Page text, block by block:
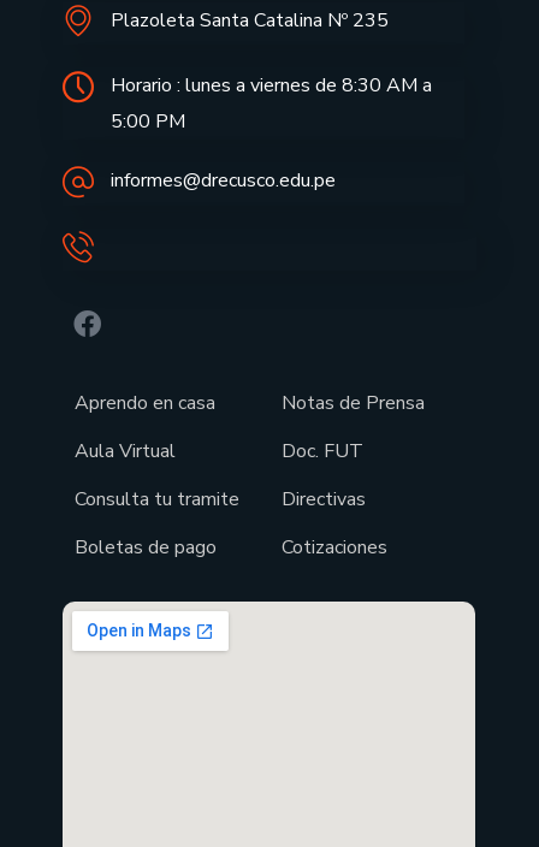
Plazoleta Santa Catalina Nº 235
Horario : lunes a viernes de 8:30 AM a
5:00 PM
informes@drecusco.edu.pe
Aprendo en casa
Aula Virtual
Consulta tu tramite
Boletas de pago
Notas de Prensa
Doc. FUT
Directivas
Cotizaciones